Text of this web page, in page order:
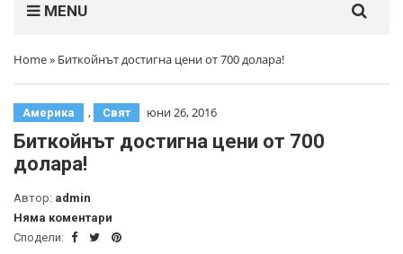
MENU
Home» Биткойнът достигна цени от 700 долара!
Америка , Свят юни 26, 2016
Биткойнът достигна цени от 700
долара!
Автор: admin
Няма коментари
Сподели: